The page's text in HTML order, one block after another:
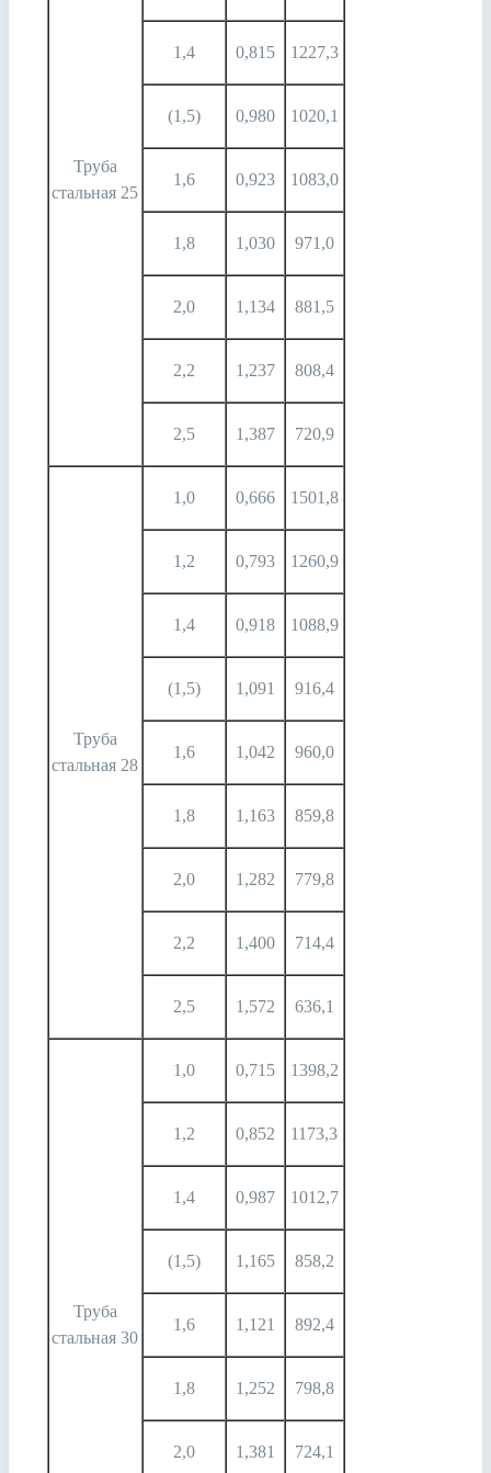
Труба
стальная 25
1,4 0,815 1227,3
(1,5) 0,980 1020,1
1,6 0,923 1083,0
1,8 1,030 971,0
2,0 1,134 881,5
2,2 1,237 808,4
2,5 1,387 720,9
Труба
стальная 28
1,0 0,666 1501,8
1,2 0,793 1260,9
1,4 0,918 1088,9
(1,5) 1,091 916,4
1,6 1,042 960,0
1,8 1,163 859,8
2,0 1,282 779,8
2,2 1,400 714,4
2,5 1,572 636,1
Труба
стальная 30
1,0 0,715 1398,2
1,2 0,852 1173,3
1,4 0,987 1012,7
(1,5) 1,165 858,2
1,6 1,121 892,4
1,8 1,252 798,8
2,0 1,381 724,1